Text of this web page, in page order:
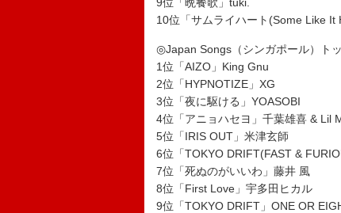
10位「サムライハート(Some Like It
◎Japan Songs（シンガポール）ト
1位「AIZO」King Gnu
2位「HYPNOTIZE」XG
3位「夜に駆ける」YOASOBI
4位「アニョハセヨ」千葉雄喜 & Lil
5位「IRIS OUT」米津玄師
6位「TOKYO DRIFT(FAST &
7位「死ぬのがいいわ」藤井 風
8位「First Love」宇多田ヒカル
9位「TOKYO DRIFT」ONE OR